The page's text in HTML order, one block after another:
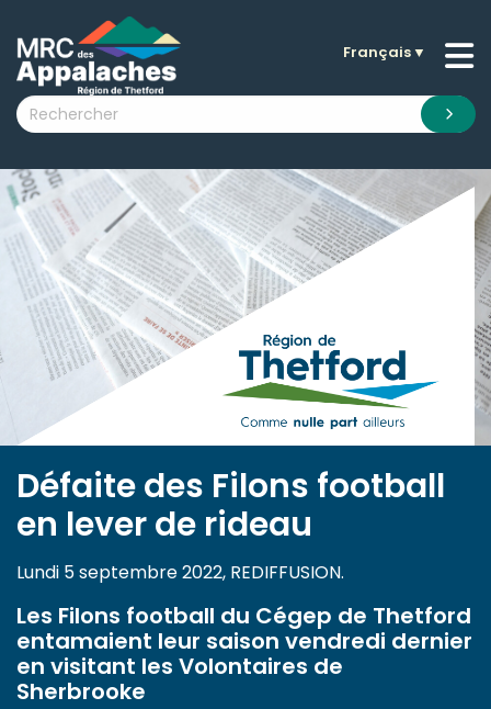
submenu (La MRC )
submenu (Citoyens )
submenu (Visiteurs )
submenu (Nouvelles )
submenu (Documentation )
Français▼
Défaite des Filons football
en lever de rideau
Lundi 5 septembre 2022, REDIFFUSION.
Les Filons football du Cégep de Thetford
entamaient leur saison vendredi dernier
en visitant les Volontaires de
Sherbrooke